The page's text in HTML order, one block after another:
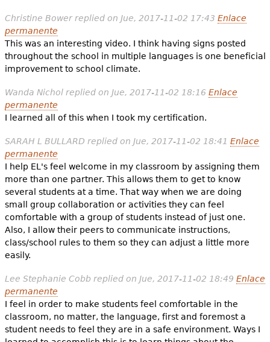
Christine Bowerreplied on Jue, 2017-11-02 17:43 Enlace
permanente
This was an interesting video. I think having signs posted
throughout the school in multiple languages is one beneficial
improvement to school climate.
Wanda Nicholreplied on Jue, 2017-11-02 18:16 Enlace
permanente
I learned all of this when I took my certification.
SARAH L BULLARD replied on Jue, 2017-11-02 18:41 Enlace
permanente
I help EL's feel welcome in my classroom by assigning them
more than one partner. This allows them to get to know
several students at a time. That way when we are doing
small group collaboration or activities they can feel
comfortable with a group of students instead of just one.
Also, I allow their peers to communicate instructions,
class/school rules to them so they can adjust a little more
easily.
Lee Stephanie Cobb replied on Jue, 2017-11-02 18:49 Enlace
permanente
I feel in order to make students feel comfortable in the
classroom, no matter, the language, first and foremost a
student needs to feel they are in a safe environment. Ways I